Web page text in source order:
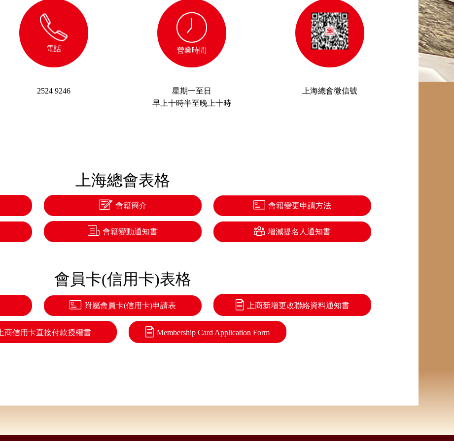
電話
2524 9246
營業時間
星期一至日
早上十時半至晚上十時
上海總會微信號
上海總會表格
會籍簡介 會籍變更申請方法
會籍變動通知書 增減提名人通知書
會員卡(信用卡)表格
附屬會員卡(信用卡)申請表 上商新增更改聯絡資料通知書
上商信用卡直接付款授權書 Membership Card Application Form